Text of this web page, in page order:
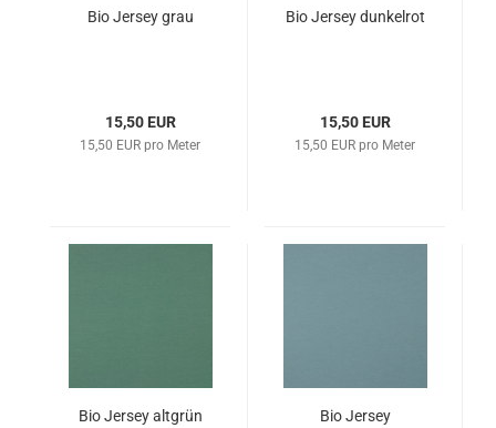
Bio Jersey grau
15,50 EUR
15,50 EUR pro Meter
Bio Jersey dunkelrot
15,50 EUR
15,50 EUR pro Meter
Bio Jersey altgrün
Bio Jersey